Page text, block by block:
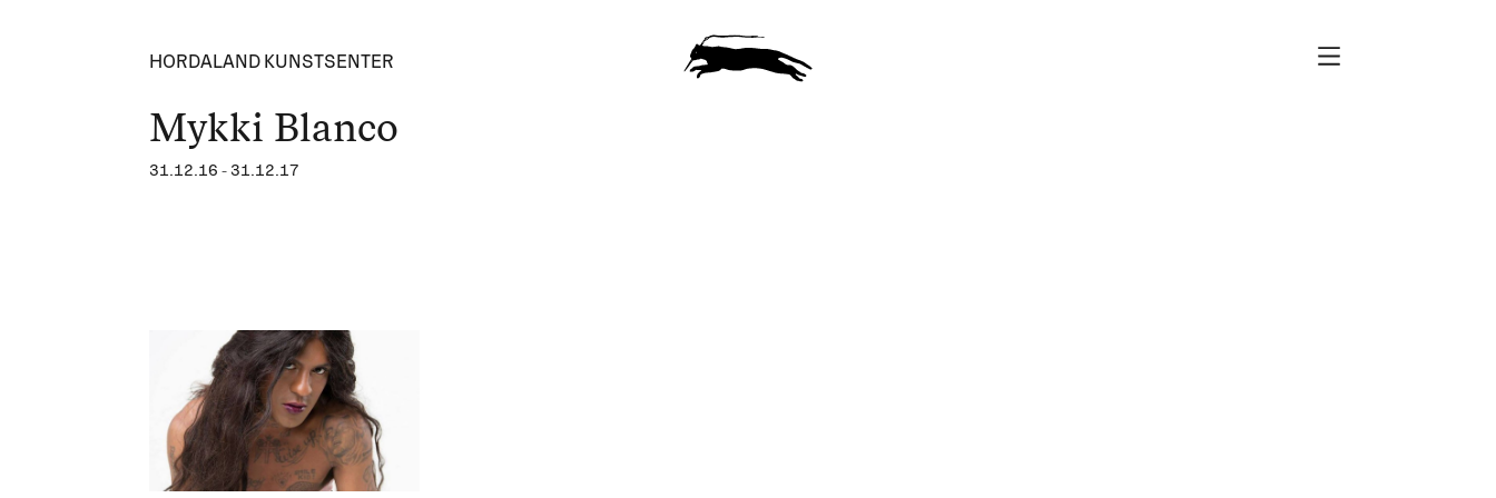
HORDALAND KUNSTSENTER
Mykki Blanco
31.12.16 - 31.12.17